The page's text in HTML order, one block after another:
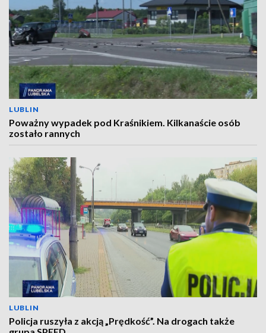
LUBLIN
Poważny wypadek pod Kraśnikiem. Kilkanaście osób
zostało rannych
LUBLIN
Policja ruszyła z akcją „Prędkość”. Na drogach także